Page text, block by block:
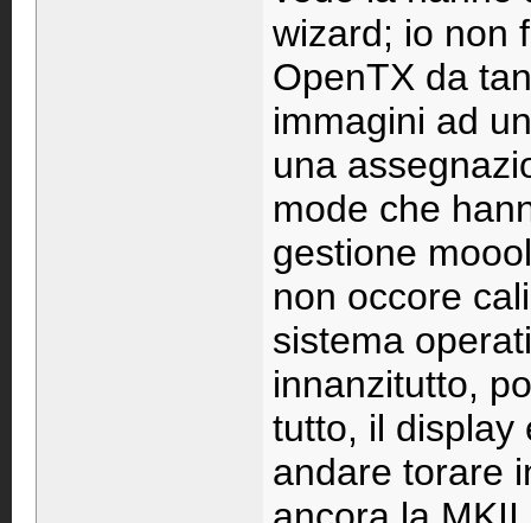
wizard; io non
OpenTX da
immagini ad
una
mode che
gestione
non occore
sistema
innanzitutto,
tutto, il display
andare torare